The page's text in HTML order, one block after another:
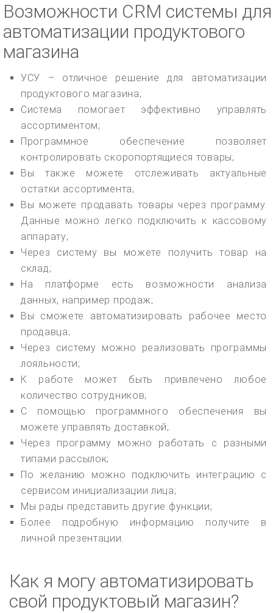
Возможности CRM системы для
автоматизации продуктового
магазина
УСУ – отличное решение для автоматизации
продуктового магазина;
Система помогает эффективно управлять
ассортиментом;
Программное обеспечение позволяет
контролировать скоропортящиеся товары;
Вы также можете отслеживать актуальные
остатки ассортимента;
Вы можете продавать товары через программу.
Данные можно легко подключить к кассовому
аппарату;
Через систему вы можете получить товар на
склад;
На платформе есть возможности анализа
данных, например продаж;
Вы сможете автоматизировать рабочее место
продавца;
Через систему можно реализовать программы
лояльности;
К работе может быть привлечено любое
количество сотрудников;
С помощью программного обеспечения вы
можете управлять доставкой;
Через программу можно работать с разными
типами рассылок;
По желанию можно подключить интеграцию с
сервисом инициализации лица;
Мы рады представить другие функции;
Более подробную информацию получите в
личной презентации.
Как я могу автоматизировать
свой продуктовый магазин?